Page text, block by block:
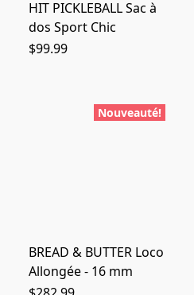
HIT PICKLEBALL Sac à
dos Sport Chic
$99.99
Nouveauté!
BREAD & BUTTER Loco
Allongée - 16 mm